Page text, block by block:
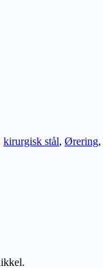
kirurgisk stål, Ørering,